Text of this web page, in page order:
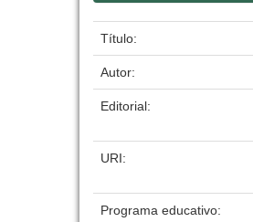
Título:
Autor:
Editorial:
URI:
Programa educativo: